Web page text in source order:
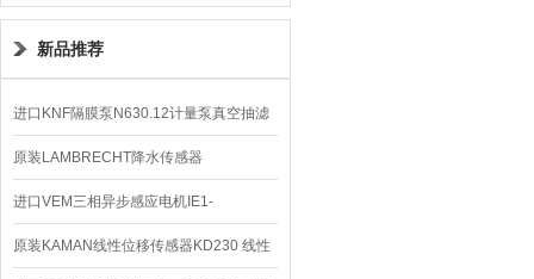
新品推荐
进口KNF隔膜泵N630.12计量泵真空抽滤
泵价格
原装LAMBRECHT降水传感器
00.14575.20气象仪
进口VEM三相异步感应电机IE1-
K21R80G4马达
原装KAMAN线性位移传感器KD230 线性